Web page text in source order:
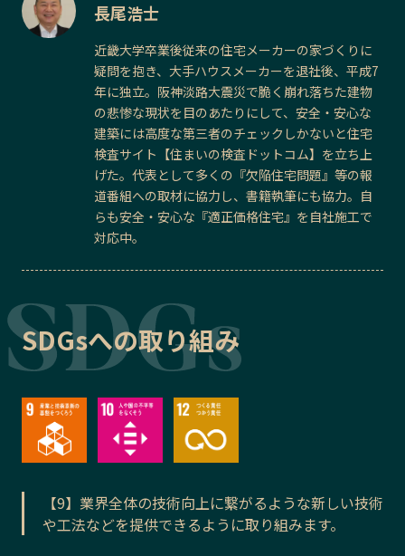
長尾浩士
近畿大学卒業後従来の住宅メーカーの家づくりに
疑問を抱き、大手ハウスメーカーを退社後、平成7
年に独立。阪神淡路大震災で脆く崩れ落ちた建物
の悲惨な現状を目のあたりにして、安全・安心な
建築には高度な第三者のチェックしかないと住宅
検査サイト【住まいの検査ドットコム】を立ち上
げた。代表として多くの『欠陥住宅問題』等の報
道番組への取材に協力し、書籍執筆にも協力。自
らも安全・安心な『適正価格住宅』を自社施工で
対応中。
SDGsへの取り組み
【9】業界全体の技術向上に繋がるような新しい技術
や工法などを提供できるように取り組みます。